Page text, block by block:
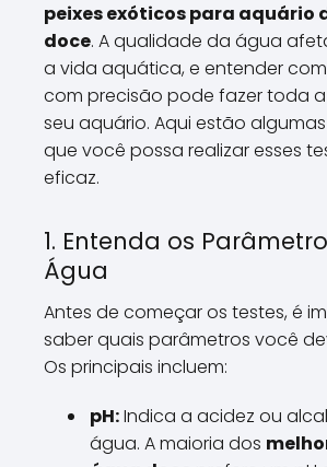
peixes exóticos para aquário
doce. A qualidade da água
a vida aquática, e entender
com precisão pode fazer toda
seu aquário. Aqui estão
que você possa realizar esses
eficaz.
1. Entenda os
Água
Antes de começar os testes, é
saber quais parâmetros você
Os principais incluem:
pH:Indica a acidez ou
água. A maioria dos